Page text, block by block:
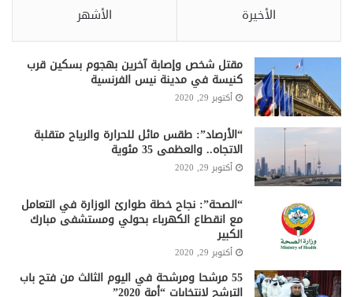
الأخيرة الأشهر
مقتل شخص وإصابة آخرين بهجوم بسكين قرب
كنيسة في مدينة نيس الفرنسية
أكتوبر 29, 2020
“الأرصاد”: طقس مائل للحرارة والرياح متقلبة
الاتجاه.. والعظمى 35 مئوية
أكتوبر 29, 2020
“الصحة”: نجاح خطة طوارئ الوزارة في التعامل
مع انقطاع الكهرباء بحولي ومستشفى مبارك
الكبير
أكتوبر 29, 2020
55 مرشحا ومرشحة في اليوم الثالث من فتح باب
الترشح لانتخابات “أمة 2020”